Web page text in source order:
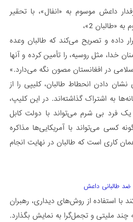
داعش موسوم به «انفال»، با تحقیر
2»،
داده و تصریح می‌کند که طالبان وعده
خدا، مثل روسیه، را تأمین کرده و آنها
در افغانستان مصون نگه می‌‌دارد.»
دادن انحطاط طالبان، کلیپی را از
به اشتراک گذاشته‌اند. در این کلیپ،
یک فرد بی شرم می‌تواند با دولت کابل
کسی می‌تواند با آمریکایی‌ها مذاکره
کاری است که طالبان در نهایت انجام
ضد طالبانی داعش
استفاده از روش‌های دیداری، رهبران
چند ملیتی و تجمل‌گرا به نمایش بگذارد.